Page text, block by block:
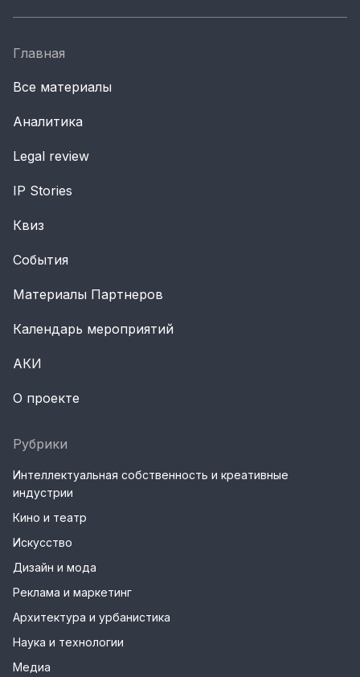
Главная
Все материалы
Аналитика
Legal review
IP Stories
Квиз
События
Материалы Партнеров
Календарь мероприятий
АКИ
О проекте
Рубрики
Интеллектуальная собственность и креативные
индустрии
Кино и театр
Искусство
Дизайн и мода
Реклама и маркетинг
Архитектура и урбанистика
Наука и технологии
Медиа